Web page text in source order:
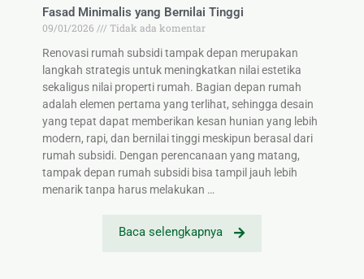
Fasad Minimalis yang Bernilai Tinggi
09/01/2026
Tidak ada komentar
Renovasi rumah subsidi tampak depan merupakan
langkah strategis untuk meningkatkan nilai estetika
sekaligus nilai properti rumah. Bagian depan rumah
adalah elemen pertama yang terlihat, sehingga desain
yang tepat dapat memberikan kesan hunian yang lebih
modern, rapi, dan bernilai tinggi meskipun berasal dari
rumah subsidi. Dengan perencanaan yang matang,
tampak depan rumah subsidi bisa tampil jauh lebih
menarik tanpa harus melakukan …
Baca selengkapnya